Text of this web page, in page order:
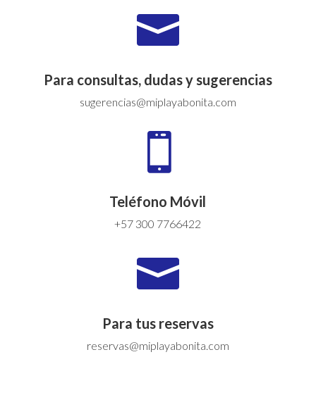

Para consultas, dudas y sugerencias
sugerencias@miplayabonita.com

Teléfono Móvil
+57 300 7766422

Para tus reservas
reservas@miplayabonita.com